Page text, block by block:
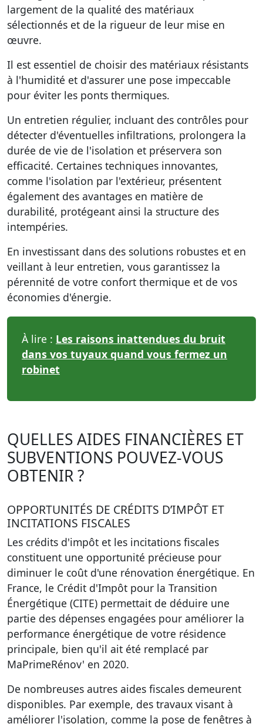
largement de la qualité des matériaux
sélectionnés et de la rigueur de leur mise en
œuvre.
Il est essentiel de choisir des matériaux résistants
à l'humidité et d'assurer une pose impeccable
pour éviter les ponts thermiques.
Un entretien régulier, incluant des contrôles pour
détecter d'éventuelles infiltrations, prolongera la
durée de vie de l'isolation et préservera son
efficacité. Certaines techniques innovantes,
comme l'isolation par l'extérieur, présentent
également des avantages en matière de
durabilité, protégeant ainsi la structure des
intempéries.
En investissant dans des solutions robustes et en
veillant à leur entretien, vous garantissez la
pérennité de votre confort thermique et de vos
économies d'énergie.
À lire : Les raisons inattendues du bruit
dans vos tuyaux quand vous fermez un
robinet
QUELLES AIDES FINANCIÈRES ET
SUBVENTIONS POUVEZ-VOUS
OBTENIR ?
OPPORTUNITÉS DE CRÉDITS D’IMPÔT ET
INCITATIONS FISCALES
Les crédits d'impôt et les incitations fiscales
constituent une opportunité précieuse pour
diminuer le coût d'une rénovation énergétique. En
France, le Crédit d'Impôt pour la Transition
Énergétique (CITE) permettait de déduire une
partie des dépenses engagées pour améliorer la
performance énergétique de votre résidence
principale, bien qu'il ait été remplacé par
MaPrimeRénov' en 2020.
De nombreuses autres aides fiscales demeurent
disponibles. Par exemple, des travaux visant à
améliorer l'isolation, comme la pose de fenêtres à